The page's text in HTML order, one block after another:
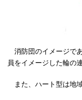
消防団のイメージで
員をイメージした輪の
また、ハート型は地